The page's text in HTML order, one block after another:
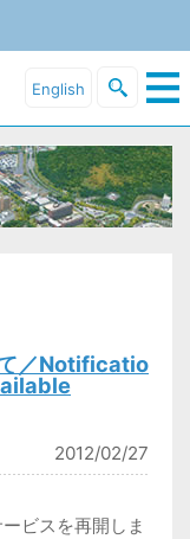
English
て／Notificatio
2012/02/27
ビスを再開しま